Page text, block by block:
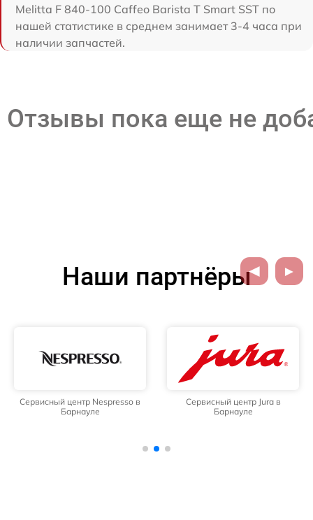
Melitta F 840-100 Caffeo Barista T Smart SST по
нашей статистике в среднем занимает 3-4 часа при
наличии запчастей.
Отзывы пока еще не
Наши партнёры
Сервисный центр Nespresso в
Барнауле
Сервисный центр Jura в
Барнауле